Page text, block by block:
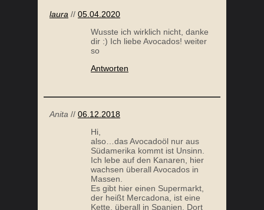
laura // 05.04.2020
Wusste ich wirklich nicht, danke
dir :) Ich liebe Avocados! weiter
so
Antworten
Anita // 06.12.2018
Hi,
also…das Avocadoöl nur aus
Südamerika kommt ist Unsinn.
Ich lebe auf den Kanaren, hier
wachsen überall Avocados in
Massen.
Es gibt hier einen Supermarkt,
der heißt Mercadona, ist eine
Kette, überall in Spanien. Dort